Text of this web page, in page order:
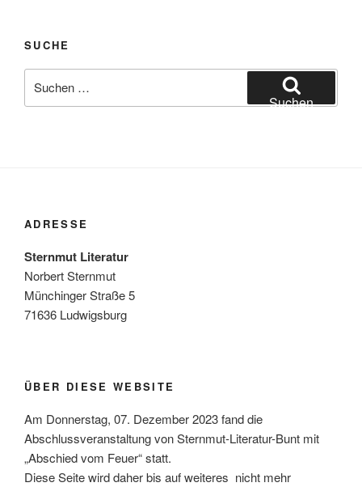
SUCHE
nach:
Suchen
ADRESSE
Sternmut Literatur
Norbert Sternmut
Münchinger Straße 5
71636 Ludwigsburg
ÜBER DIESE WEBSITE
Am Donnerstag, 07. Dezember 2023 fand die
Abschlussveranstaltung von Sternmut-Literatur-Bunt mit
„Abschied vom Feuer“ statt.
Diese Seite wird daher bis auf weiteres nicht mehr